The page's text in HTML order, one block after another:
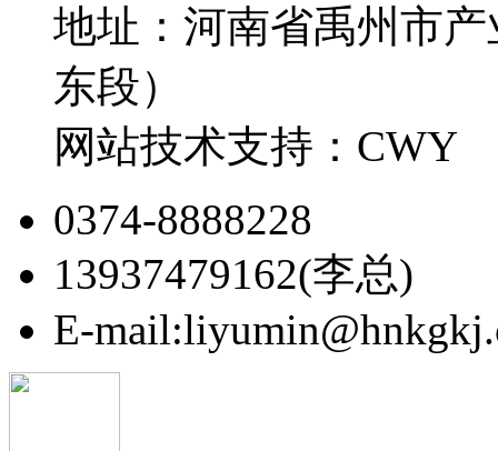
地址：河南省禹州市
东段）
网站技术支持：CWY
0374-8888228
13937479162(李总)
E-